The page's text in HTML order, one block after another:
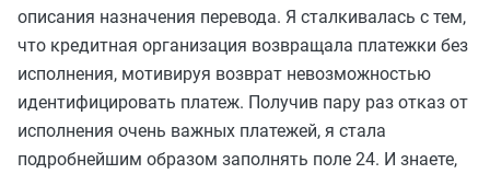
описания назначения перевода. Я сталкивалась с тем,
что кредитная организация возвращала платежки без
исполнения, мотивируя возврат невозможностью
идентифицировать платеж. Получив пару раз отказ от
исполнения очень важных платежей, я стала
подробнейшим образом заполнять поле 24. И знаете,